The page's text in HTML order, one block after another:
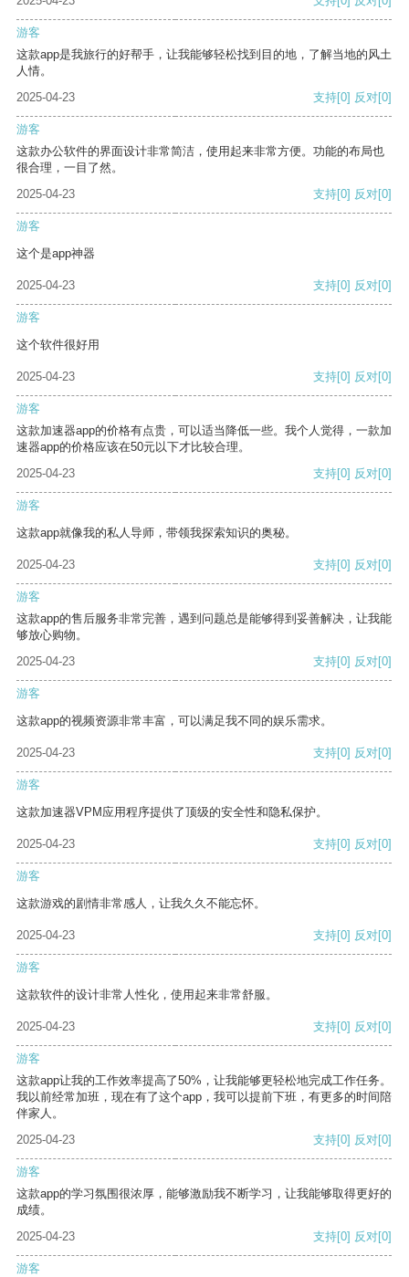
游客
这款app是我旅行的好帮手，让我能够轻松找到目的地，了解当地的风土
人情。
2025-04-23
支持[0] 反对[0]
游客
这款办公软件的界面设计非常简洁，使用起来非常方便。功能的布局也
很合理，一目了然。
2025-04-23
支持[0] 反对[0]
游客
这个是app神器
2025-04-23 支持[0] 反对[0]
游客
这个软件很好用
2025-04-23 支持[0] 反对[0]
游客
这款加速器app的价格有点贵，可以适当降低一些。我个人觉得，一款加
速器app的价格应该在50元以下才比较合理。
2025-04-23
支持[0] 反对[0]
游客
这款app就像我的私人导师，带领我探索知识的奥秘。
2025-04-23 支持[0] 反对[0]
游客
这款app的售后服务非常完善，遇到问题总是能够得到妥善解决，让我能
够放心购物。
2025-04-23
支持[0] 反对[0]
游客
这款app的视频资源非常丰富，可以满足我不同的娱乐需求。
2025-04-23 支持[0] 反对[0]
游客
这款加速器VPM应用程序提供了顶级的安全性和隐私保护。
2025-04-23 支持[0] 反对[0]
游客
这款游戏的剧情非常感人，让我久久不能忘怀。
2025-04-23 支持[0] 反对[0]
游客
这款软件的设计非常人性化，使用起来非常舒服。
2025-04-23 支持[0] 反对[0]
游客
这款app让我的工作效率提高了50%，让我能够更轻松地完成工作任务。
我以前经常加班，现在有了这个app，我可以提前下班，有更多的时间陪
伴家人。
2025-04-23
支持[0] 反对[0]
游客
这款app的学习氛围很浓厚，能够激励我不断学习，让我能够取得更好的
成绩。
2025-04-23
支持[0] 反对[0]
游客